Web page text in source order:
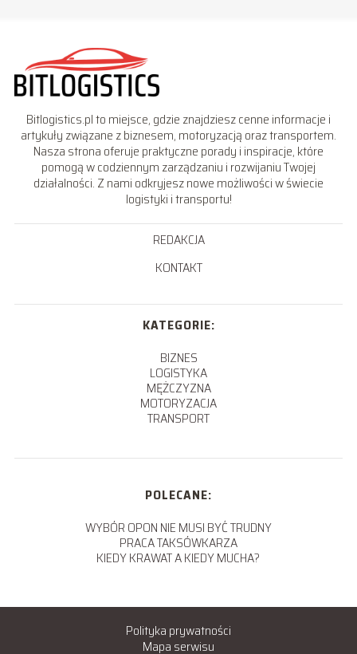
Bitlogistics.pl to miejsce, gdzie znajdziesz cenne informacje i
artykuły związane z biznesem, motoryzacją oraz transportem.
Nasza strona oferuje praktyczne porady i inspiracje, które
pomogą w codziennym zarządzaniu i rozwijaniu Twojej
działalności. Z nami odkryjesz nowe możliwości w świecie
logistyki i transportu!
REDAKCJA
KONTAKT
KATEGORIE:
BIZNES
LOGISTYKA
MĘŻCZYZNA
MOTORYZACJA
TRANSPORT
POLECANE:
WYBÓR OPON NIE MUSI BYĆ TRUDNY
PRACA TAKSÓWKARZA
KIEDY KRAWAT A KIEDY MUCHA?
Polityka prywatności
Mapa serwisu